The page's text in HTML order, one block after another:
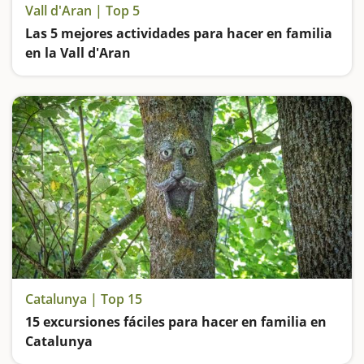
Vall d'Aran | Top 5
Las 5 mejores actividades para hacer en familia
en la Vall d'Aran
Catalunya | Top 15
15 excursiones fáciles para hacer en familia en
Catalunya